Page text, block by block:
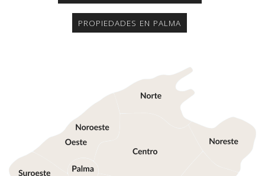
PROPIEDADES EN PALMA